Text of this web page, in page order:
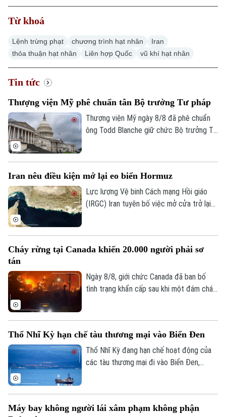
Từ khoá
Lệnh trừng phạt chương trình hạt nhân
Iran
thỏa thuận hạt nhân
Liên hợp Quốc vũ khí hạt nhân
Tin tức
Thượng viện Mỹ phê chuẩn tân Bộ trưởng Tư pháp
Thượng viện Mỹ ngày 8/8 đã phê chuẩn
ông Todd Blanche giữ chức Bộ trưởng Tư
Donald Trump.
Iran nêu điều kiện mở lại eo biển Hormuz
Lực lượng Vệ binh Cách mạng Hồi giáo
(IRGC) Iran tuyên bố việc mở cửa trở lại
đến các cuộc đàm phán với Oman.
Cháy rừng tại Canada khiến 20.000 người phải sơ
tán
Ngày 8/8, giới chức Canada đã ban bố
tình trạng khẩn cấp sau khi một đám cháy
Thổ Nhĩ Kỳ hạn chế tàu thương mại vào Biển Đen
Thổ Nhĩ Kỳ đang hạn chế hoạt động của
các tàu thương mại đi vào Biển Đen,
Máy bay không người lái xâm phạm không phận